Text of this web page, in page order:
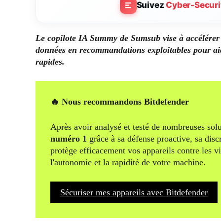
SuivezCyber-
Le copilote IA Summy de Sumsub vise à
données en recommandations exploitables pour
rapides.
🔥 Nous recommandons Bitdefender
Après avoir analysé et testé de nombreuses
numéro 1 grâce à sa défense proactive, sa
protège efficacement vos appareils contre les
l'autonomie et la rapidité de votre machine.
Sécuriser mes appareils avec Bitdefender